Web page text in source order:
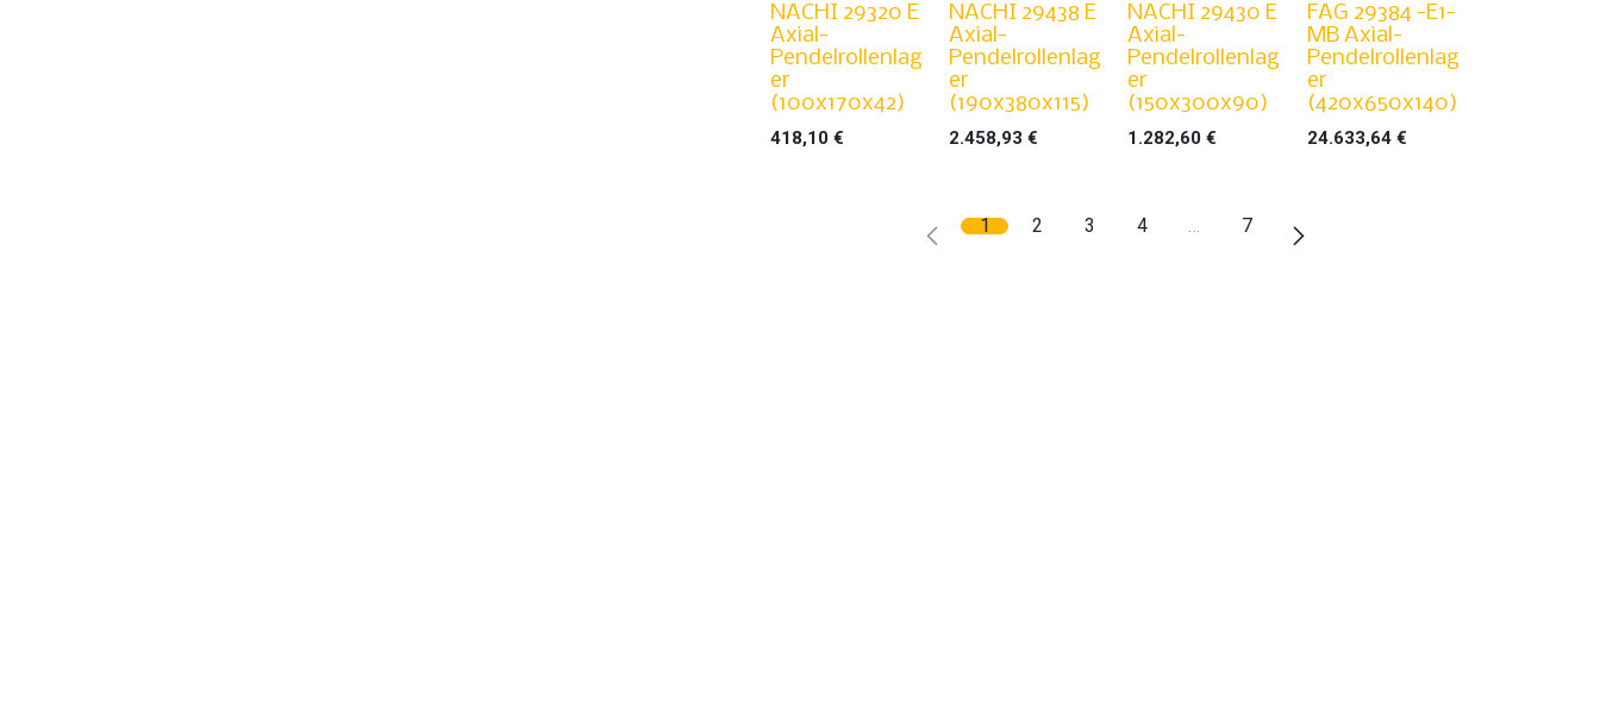
NACHI 29320 E
Axial-
Pendelrollenlag
er
(100x170x42)
418,10 €
NACHI 29438 E
Axial-
Pendelrollenlag
er
(190x380x115)
2.458,93 €
NACHI 29430 E
Axial-
Pendelrollenlag
er
(150x300x90)
1.282,60 €
FAG 29384 -E1-
MB Axial-
Pendelrollenlag
er
(420x650x140)
24.633,64€
1 2 3 4 … 7